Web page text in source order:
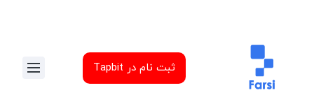
ثبت نام در Tapbit